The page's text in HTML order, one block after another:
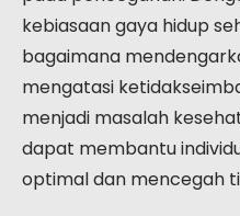
kebiasaan gaya hidup
bagaimana
mengatasi
menjadi masalah
dapat membantu
optimal dan mencegah